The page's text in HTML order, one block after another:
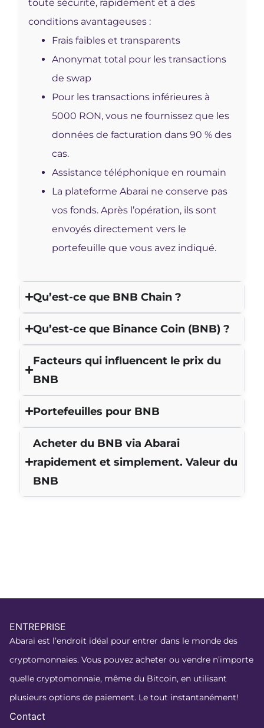
toute sécurité, rapidement et à des
conditions avantageuses :
Frais faibles et transparents
Anonymat total pour les transactions
de swap
Pour les transactions inférieures à
5000 RON, vous ne fournissez que les
données de facturation dans 90 % des
cas.
Assistance téléphonique en roumain
La plateforme Abarai ne conserve pas
vos fonds. Après l’opération, ils sont
envoyés directement vers le
portefeuille que vous avez indiqué.
Qu’est-ce que BNB Chain ?
Qu’est-ce que Binance Coin (BNB) ?
Facteurs qui influencent le prix du
BNB
Portefeuilles pour BNB
Acheter du BNB via Abarai
rapidement et simplement. Valeur du
BNB
ENTREPRISE
Abarai est l’endroit idéal pour entrer dans le monde des
cryptomonnaies. Vous pouvez acheter ou vendre n’importe
quelle cryptomonnaie, même du Bitcoin, en utilisant
plusieurs options de paiement. Le tout instantanément!
Contact